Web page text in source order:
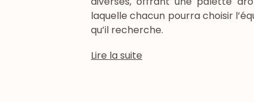
laquelle chacun pourra choisir
qu’il recherche.
Lire la suite